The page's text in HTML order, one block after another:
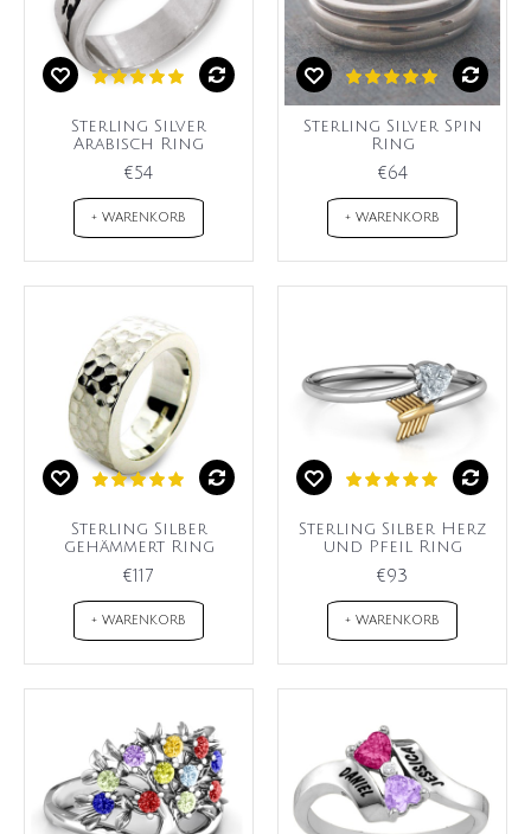
Sterling Silver
Arabisch Ring
€54
+ WARENKORB
Sterling Silver Spin
Ring
€64
+ WARENKORB
Sterling Silber
gehämmert Ring
€117
+ WARENKORB
Sterling Silber Herz
und Pfeil Ring
€93
+ WARENKORB